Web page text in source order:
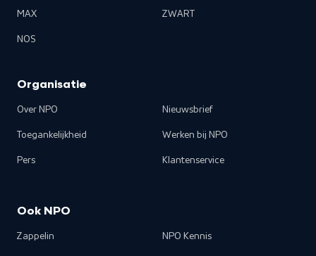
MAX
NOS
ZWART
Organisatie
Over NPO
Toegankelijkheid
Pers
Nieuwsbrief
Werken bij NPO
Klantenservice
Ook NPO
Zappelin NPO Kennis